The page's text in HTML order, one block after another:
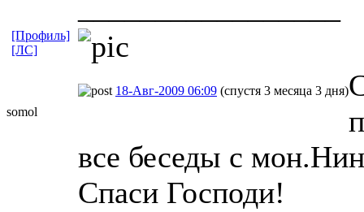
[Профиль]
[ЛС]
somol
18-Авг-2009 06:09 (спустя 3 месяца 3 дня)
все беседы с
Спаси Господи!